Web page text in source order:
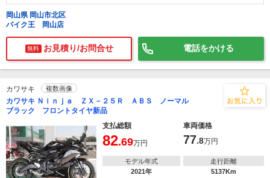
岡山県 岡山市北区
バイク王 岡山店
無料 お見積り/お問合せ 電話をかける
カワサキ 複数画像
カワサキ Ｎｉｎｊａ ＺＸ－２５Ｒ ＡＢＳ ノーマル
ブラック フロントタイヤ新品
支払総額
車両価格
82.69万円 77.8万円
モデル年式
2021年
走行距離
5137Km